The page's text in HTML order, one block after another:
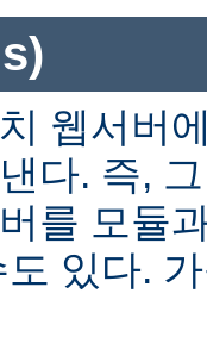
웹서버
다. 즉,
를 모듈
있다.